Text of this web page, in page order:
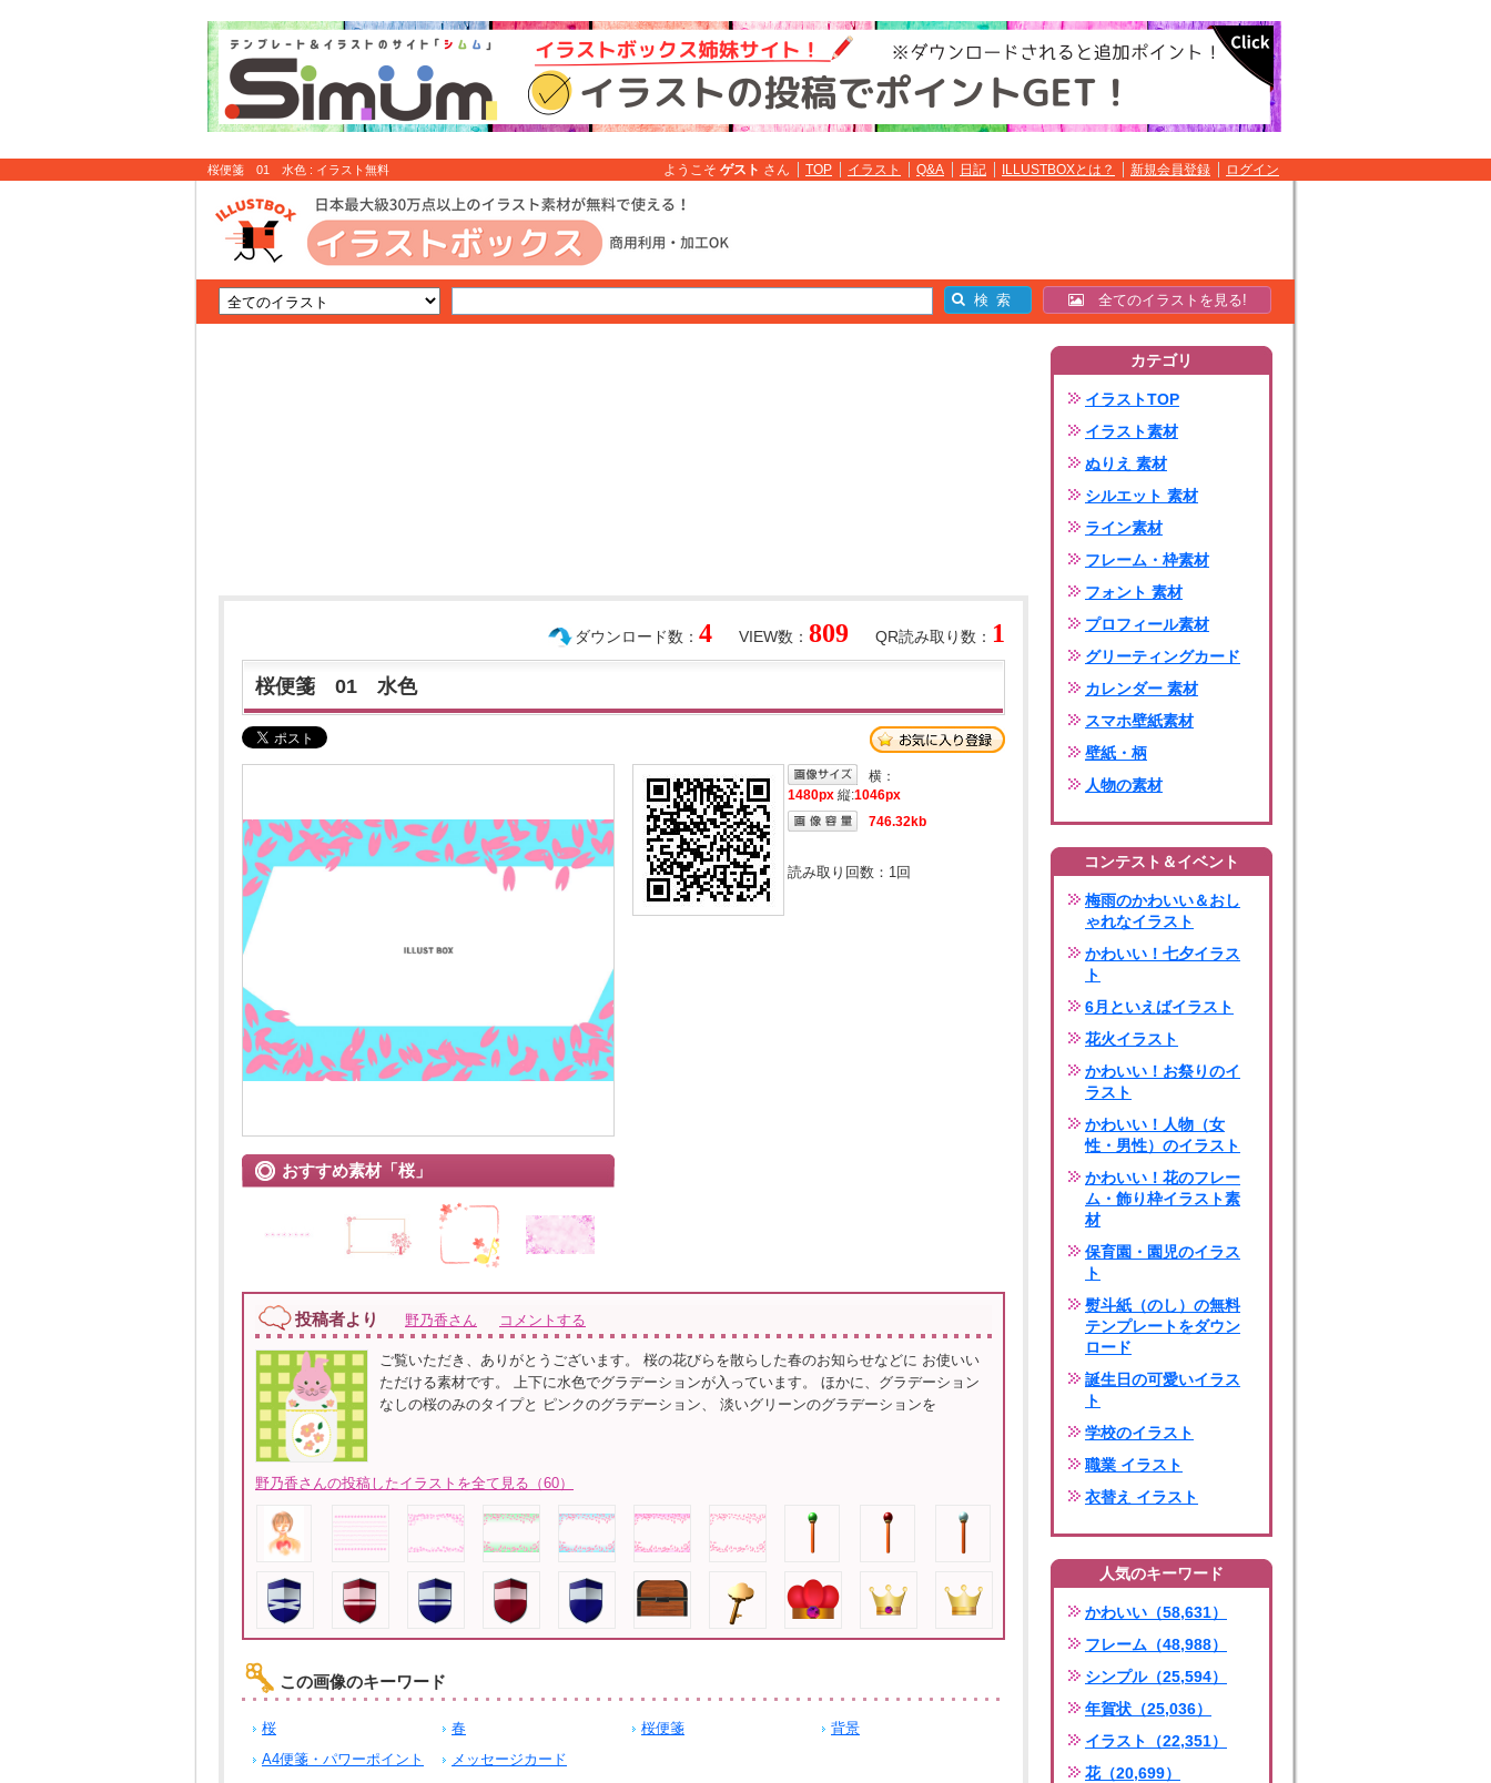
桜便箋 01 水色 : イラスト無料 ようこそ ゲスト さん TOP イラスト Q&A 日記 ILLUSTBOXとは？ 新規会員登録 ログイン
全てのイラストを見る!
QR読み取り数： 1
VIEW数： 809
ダウンロード数： 4
桜便箋 01 水色
おすすめ素材「桜」
横：
1480px 縦:1046px
746.32kb
読み取り回数： 1回
投稿者より 野乃香さん コメントする
ご覧いただき、ありがとうございます。 桜の花びらを散らした春のお知らせなどに お使いい
ただける素材です。 上下に水色でグラデーションが入っています。 ほかに、グラデーション
なしの桜のみのタイプと ピンクのグラデーション、 淡いグリーンのグラデーションを
野乃香さんの投稿したイラストを全て見る（60）
この画像のキーワード
桜 春 桜便箋
背景
A4便箋・パワーポイント
メッセージカード
カテゴリ
イラストTOP
イラスト素材
ぬりえ 素材
シルエット 素材
ライン素材
フレーム・枠素材
フォント 素材
プロフィール素材
グリーティングカード
カレンダー 素材
スマホ壁紙素材
壁紙・柄
人物の素材
コンテスト＆イベント
梅雨のかわいい＆おし
ゃれなイラスト
かわいい！七夕イラス
ト
6月といえばイラスト
花火イラスト
かわいい！お祭りのイ
ラスト
かわいい！人物（女
性・男性）のイラスト
かわいい！花のフレー
ム・飾り枠イラスト素
材
保育園・園児のイラス
ト
熨斗紙（のし）の無料
テンプレートをダウン
ロード
誕生日の可愛いイラス
ト
学校のイラスト
職業 イラスト
衣替え イラスト
人気のキーワード
かわいい（58,631）
フレーム（48,988）
シンプル（25,594）
年賀状（25,036）
イラスト（22,351）
花（20,699）